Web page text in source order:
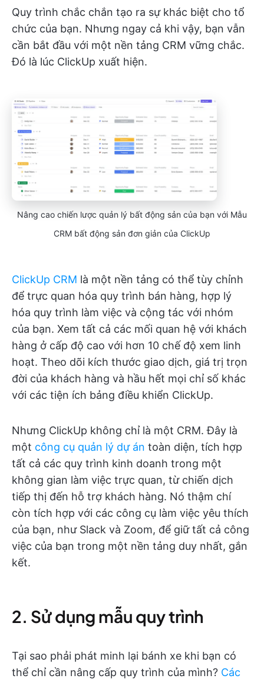
Quy trình chắc chắn tạo ra sự khác biệt cho tổ
chức của bạn. Nhưng ngay cả khi vậy, bạn vẫn
cần bắt đầu với một nền tảng CRM vững chắc.
Đó là lúc ClickUp xuất hiện.
Nâng cao chiến lược quản lý bất động sản của bạn với Mẫu
CRM bất động sản đơn giản của ClickUp
ClickUp CRM là một nền tảng có thể tùy chỉnh
để trực quan hóa quy trình bán hàng, hợp lý
hóa quy trình làm việc và cộng tác với nhóm
của bạn. Xem tất cả các mối quan hệ với khách
hàng ở cấp độ cao với hơn 10 chế độ xem linh
hoạt. Theo dõi kích thước giao dịch, giá trị trọn
đời của khách hàng và hầu hết mọi chỉ số khác
với các tiện ích bảng điều khiển ClickUp.
Nhưng ClickUp không chỉ là một CRM. Đây là
một công cụ quản lý dự án toàn diện, tích hợp
tất cả các quy trình kinh doanh trong một
không gian làm việc trực quan, từ chiến dịch
tiếp thị đến hỗ trợ khách hàng. Nó thậm chí
còn tích hợp với các công cụ làm việc yêu thích
của bạn, như Slack và Zoom, để giữ tất cả công
việc của bạn trong một nền tảng duy nhất, gắn
kết.
2. Sử dụng mẫu quy trình
Tại sao phải phát minh lại bánh xe khi bạn có
thể chỉ cần nâng cấp quy trình của mình? Các